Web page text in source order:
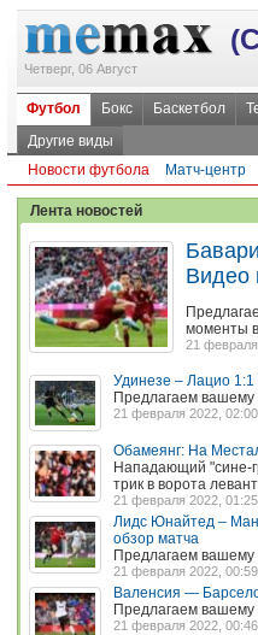
Четверг, 06 Август
Футбол Бокс Баскетбол
Другие виды
Новости футбола
Матч-центр
Лента новостей
Видео
моменты
21
Удинезе – Лацио 1:1
Предлагаем вашему
21 февраля 2022, 02:00
Обамеянг: На
Нападающий "сине-
трик в ворота
21 февраля 2022, 01:25
Лидс Юнайтед –
обзор матча
Предлагаем
21 февраля 2022, 00:59
Валенсия —
Предлагаем
21 февраля 2022, 00:46